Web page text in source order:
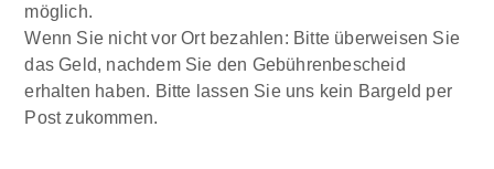
möglich.
Wenn Sie nicht vor Ort bezahlen: Bitte überweisen Sie
das Geld, nachdem Sie den Gebührenbescheid
erhalten haben. Bitte lassen Sie uns kein Bargeld per
Post zukommen.